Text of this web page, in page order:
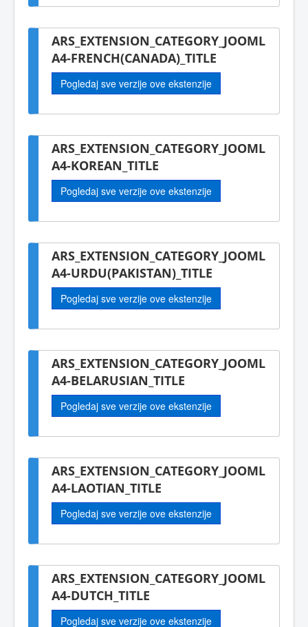
ARS_EXTENSION_CATEGORY_JOOML
A4-FRENCH(CANADA)_TITLE
Pogledaj sve verzije ove ekstenzije
ARS_EXTENSION_CATEGORY_JOOML
A4-KOREAN_TITLE
Pogledaj sve verzije ove ekstenzije
ARS_EXTENSION_CATEGORY_JOOML
A4-URDU(PAKISTAN)_TITLE
Pogledaj sve verzije ove ekstenzije
ARS_EXTENSION_CATEGORY_JOOML
A4-BELARUSIAN_TITLE
Pogledaj sve verzije ove ekstenzije
ARS_EXTENSION_CATEGORY_JOOML
A4-LAOTIAN_TITLE
Pogledaj sve verzije ove ekstenzije
ARS_EXTENSION_CATEGORY_JOOML
A4-DUTCH_TITLE
Pogledaj sve verzije ove ekstenzije